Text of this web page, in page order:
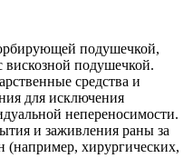
подушечкой,
вискозной подушечкой.
средства и
для исключения
непереносимости.
и заживления раны за
(например, хирургических,